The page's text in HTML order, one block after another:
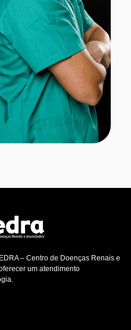
– Centro de Doenças Renais e
um atendimento